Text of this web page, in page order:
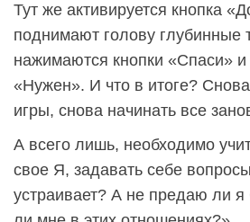
Тут же активируется кнопка
поднимают голову глубинные
нажимаются кнопки «Спаси»
«Нужен». И что в итоге?
игры, снова начинать все
А всего лишь, необходимо
свое Я, задавать себе
устраивает? А не предаю ли